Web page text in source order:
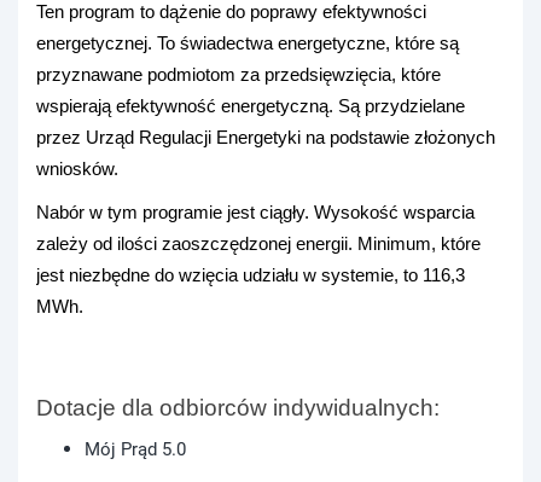
Ten program to dążenie do poprawy efektywności
energetycznej. To świadectwa energetyczne, które są
przyznawane podmiotom za przedsięwzięcia, które
wspierają efektywność energetyczną. Są przydzielane
przez Urząd Regulacji Energetyki na podstawie złożonych
wniosków.
Nabór w tym programie jest ciągły. Wysokość wsparcia
zależy od ilości zaoszczędzonej energii. Minimum, które
jest niezbędne do wzięcia udziału w systemie, to 116,3
MWh.
Dotacje dla odbiorców indywidualnych:
Mój Prąd 5.0